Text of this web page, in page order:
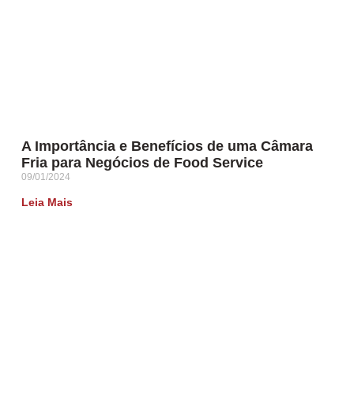
A Importância e Benefícios de uma Câmara
Fria para Negócios de Food Service
09/01/2024
Leia Mais